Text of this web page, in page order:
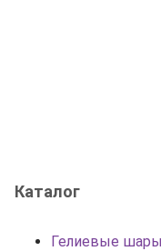
Каталог
Гелиевые шары